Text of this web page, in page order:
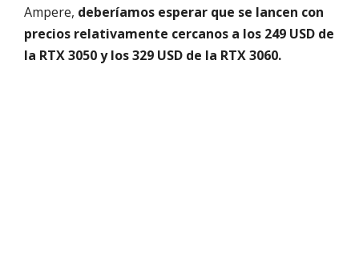
Ampere, deberíamos esperar que se lancen con
precios relativamente cercanos a los 249 USD de
la RTX 3050 y los 329 USD de la RTX 3060.